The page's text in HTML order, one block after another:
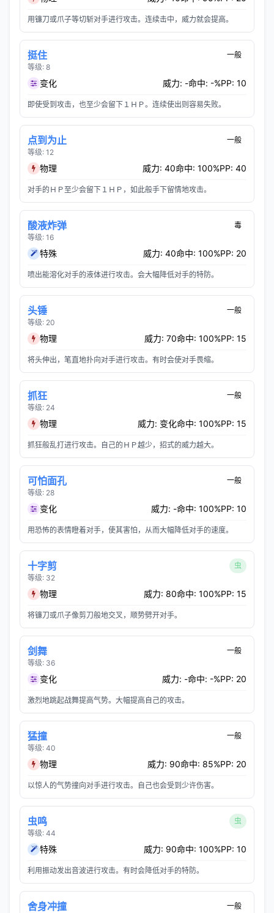
用镰刀或爪子等切斩对手进行攻击。连续击中，威力就会提高。
挺住
等级: 8
一般
变化 威力: -命中: -%PP: 10
即使受到攻击，也至少会留下１ＨＰ。连续使出则容易失败。
点到为止
等级: 12
一般
物理 威力: 40命中: 100%PP: 40
对手的ＨＰ至少会留下１ＨＰ，如此般手下留情地攻击。
酸液炸弹
等级: 16
毒
特殊 威力: 40命中: 100%PP: 20
喷出能溶化对手的液体进行攻击。会大幅降低对手的特防。
头锤
等级: 20
一般
物理 威力: 70命中: 100%PP: 15
将头伸出，笔直地扑向对手进行攻击。有时会使对手畏缩。
抓狂
等级: 24
一般
物理 威力: 变化命中: 100%PP: 15
抓狂般乱打进行攻击。自己的ＨＰ越少，招式的威力越大。
可怕面孔
等级: 28
一般
变化 威力: -命中: 100%PP: 10
用恐怖的表情瞪着对手，使其害怕，从而大幅降低对手的速度。
十字剪
等级: 32
虫
物理 威力: 80命中: 100%PP: 15
将镰刀或爪子像剪刀般地交叉，顺势劈开对手。
剑舞
等级: 36
一般
变化 威力: -命中: -%PP: 20
激烈地跳起战舞提高气势。大幅提高自己的攻击。
猛撞
等级: 40
一般
物理 威力: 90命中: 85%PP: 20
以惊人的气势撞向对手进行攻击。自己也会受到少许伤害。
虫鸣
等级: 44
虫
特殊 威力: 90命中: 100%PP: 10
利用振动发出音波进行攻击。有时会降低对手的特防。
舍身冲撞 一般